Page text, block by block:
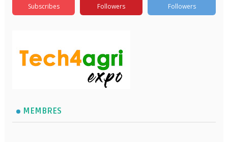
Subscribes Followers Followers
MEMBRES